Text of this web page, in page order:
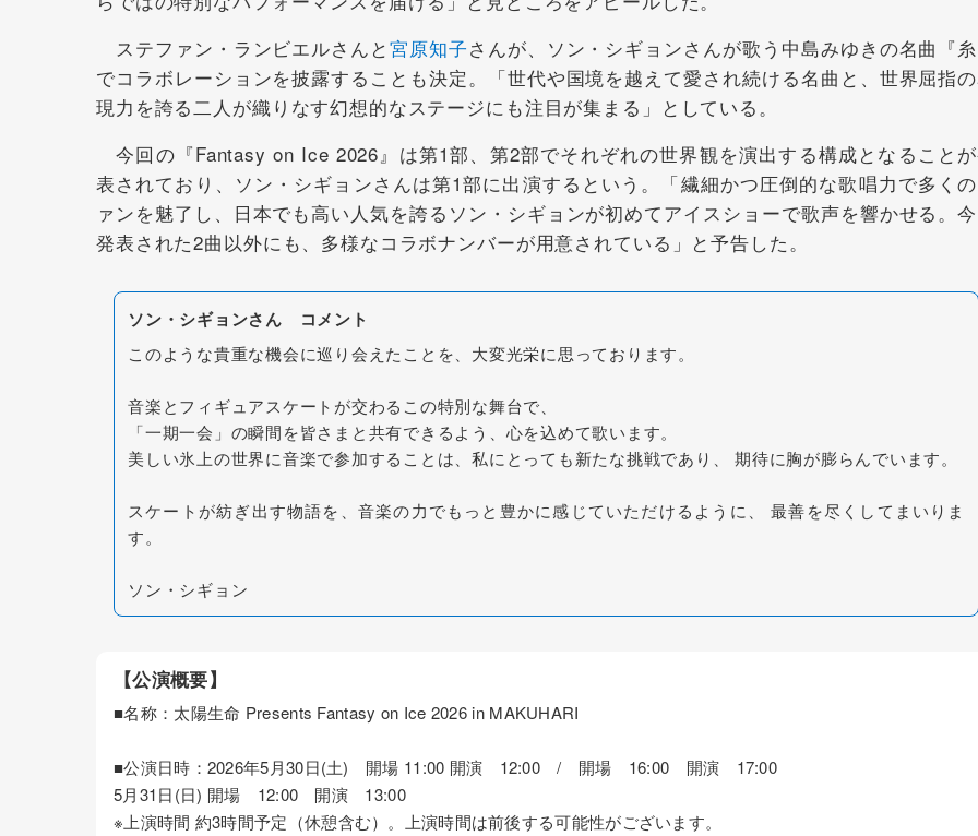
ステファン・ランビエルさんと宮原知子さんが、ソン・シギョンさんが歌う中島みゆきの名曲『
でコラボレーションを披露することも決定。「世代や国境を越えて愛され続ける名曲と、世界屈指
現力を誇る二人が織りなす幻想的なステージにも注目が集まる」としている。
今回の『Fantasy on Ice 2026』は第1部、第2部でそれぞれの世界観を演出する構成となること
表されており、ソン・シギョンさんは第1部に出演するという。「繊細かつ圧倒的な歌唱力で多く
ァンを魅了し、日本でも高い人気を誇るソン・シギョンが初めてアイスショーで歌声を響かせる。
発表された2曲以外にも、多様なコラボナンバーが用意されている」と予告した。
ソン・シギョンさん コメント
このような貴重な機会に巡り会えたことを、大変光栄に思っております。
音楽とフィギュアスケートが交わるこの特別な舞台で、
「一期一会」の瞬間を皆さまと共有できるよう、心を込めて歌います。
美しい氷上の世界に音楽で参加することは、私にとっても新たな挑戦であり、 期待に胸が膨らんでいます。
スケートが紡ぎ出す物語を、音楽の力でもっと豊かに感じていただけるように、 最善を尽くしてまいりま
す。
ソン・シギョン
【公演概要】
■名称：太陽生命 Presents Fantasy on Ice 2026 in MAKUHARI
■公演日時：2026年5月30日(土) 開場 11:00 開演 12:00 / 開場 16:00 開演 17:00
5月31日(日) 開場 12:00 開演 13:00
※上演時間 約3時間予定（休憩含む）。上演時間は前後する可能性がございます。